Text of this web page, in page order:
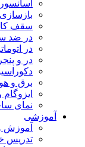
آسانسور
سقف
در ضد
در
در و
برق و
نمای
آموزشی
آموزش
تدریس